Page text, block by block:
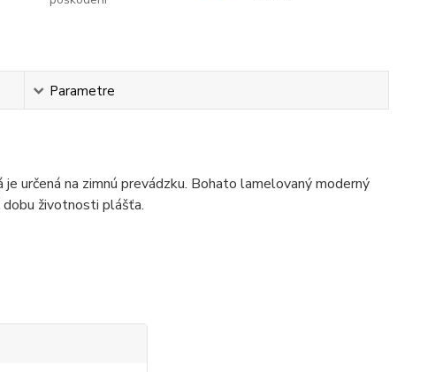
Parametre
určená na zimnú prevádzku. Bohato lamelovaný moderný
životnosti plášťa.